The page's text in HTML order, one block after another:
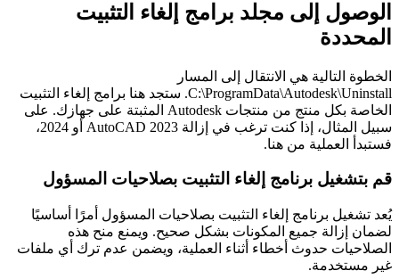
الوصول إلى مجلد برامج إلغاء التثبيت
المحددة
الخطوة التالية هي الانتقال إلى المسار
C:\ProgramData\Autodesk\Uninstall. ستجد هنا برامج إلغاء التثبيت
الخاصة بكل منتج من منتجات Autodesk المثبتة على جهازك. على
سبيل المثال، إذا كنت ترغب في إزالة AutoCAD 2023 أو 2024،
فستبدأ العملية من هنا.
قم بتشغيل برنامج إلغاء التثبيت بصلاحيات المسؤول
يُعد تشغيل برنامج إلغاء التثبيت بصلاحيات المسؤول أمرًا أساسيًا
لضمان إزالة جميع المكونات بشكل صحيح. ويمنع منح هذه
الصلاحيات حدوث أخطاء أثناء العملية، ويضمن عدم ترك أي ملفات
غير مستخدمة.